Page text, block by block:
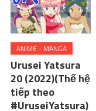
ANIME - MANGA
Urusei Yatsura
20 (2022)(Thế hệ
tiếp theo
#UruseiYatsura)